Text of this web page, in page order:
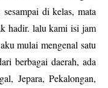
di kelas, mata
hadir. lalu kami isi jam
mulai mengenal satu
berbagai daerah, ada
Jepara, Pekalongan,